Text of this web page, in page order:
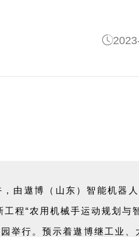
由遨博（山东）智能机器
工程“农用机械手运动规划
举行。预示着遨博继工业